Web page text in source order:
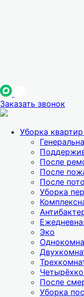
Заказать звонок
Уборка квартир
После
После
После
Уборка
Эко
После
Уборка